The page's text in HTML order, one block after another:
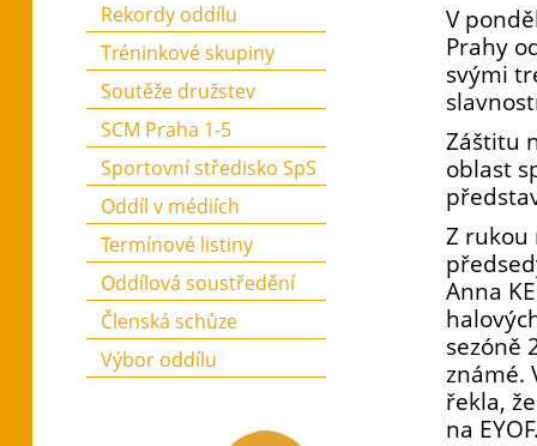
V
Prahy
svými
Záštitu
oblast
Z rukou
Anna
sezóně
známé.
řekla,
na
Rekordy oddílu
Tréninkové skupiny
Soutěže družstev
SCM Praha 1-5
Sportovní středisko SpS
Oddíl v médiích
Termínové listiny
Oddílová soustředění
Členská schůze
Výbor oddílu